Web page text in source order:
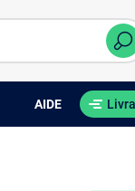
AIDE